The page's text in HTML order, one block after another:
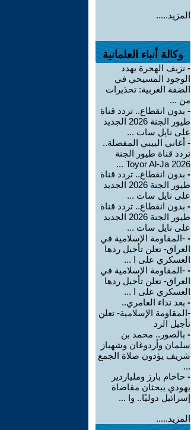
المزيد.....
وكالة أنباء العلمانية
- نزيف الهجرة يهدد
الوجود المسيحي في
الضفة الغربية: تحذيرات
من ...
- بدون انقطاع.. تردد قناة
طيور الجنة 2026 الجديد
على نايل سات ...
- أغاني البيبي المفضلة..
تردد قناة طيور الجنة
2026 Toyor Al-Ja ...
- بدون انقطاع.. تردد قناة
طيور الجنة 2026 الجديد
على نايل سات ...
- بدون انقطاع.. تردد قناة
طيور الجنة 2026 الجديد
على نايل سات ...
- -المقاومة الإسلامية في
العراق- تعلن تأجيل ردها
العسكري على ا ...
- -المقاومة الإسلامية في
العراق- تعلن تأجيل ردها
العسكري على ا ...
- بعد نداء العامري..
-المقاومة الإسلامية- تعلن
تأجيل الرد
- بالصور.. محمد بن
سلمان وأردوغان وشهباز
شريف يؤدون صلاة الجمع
...
- حاخام بارز وملياردير
يهودي يبحثان مقاضاة
إسرائيل دوليًا.. وا ...
المزيد.....